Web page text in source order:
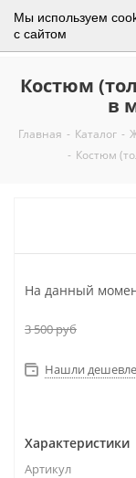
Мы используем
с сайтом
Костюм
в
Главная - Каталог -
- Костюм
На данный
3 500руб
Нашли
Характеристики
Артикул